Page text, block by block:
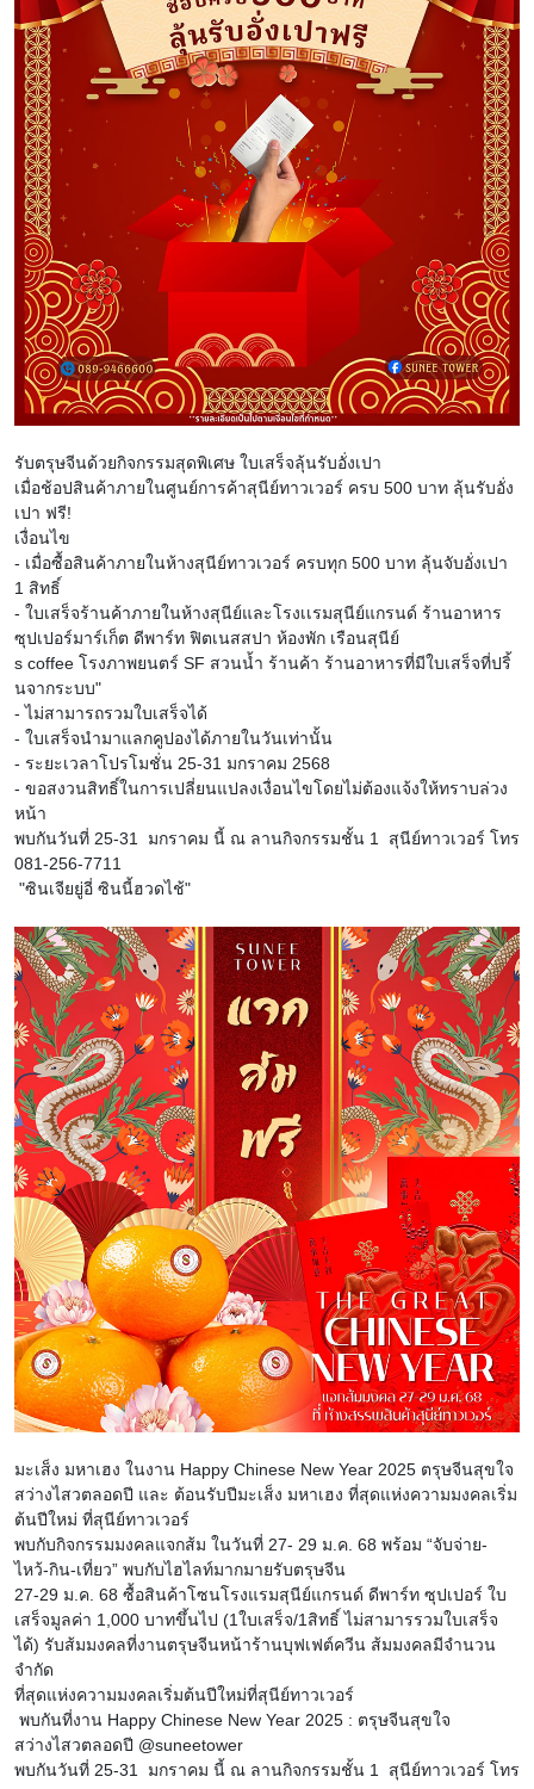
รับตรุษจีนด้วยกิจกรรมสุดพิเศษ ใบเสร็จลุ้นรับอั่งเปา
เมื่อช้อปสินค้าภายในศูนย์การค้าสุนีย์ทาวเวอร์ ครบ 500 บาท ลุ้นรับอั่ง
เปา ฟรี!
เงื่อนไข
- เมื่อซื้อสินค้าภายในห้างสุนีย์ทาวเวอร์ ครบทุก 500 บาท ลุ้นจับอั่งเปา
1 สิทธิ์
- ใบเสร็จร้านค้าภายในห้างสุนีย์และโรงเเรมสุนีย์แกรนด์ ร้านอาหาร
ซุปเปอร์มาร์เก็ต ดีพาร์ท ฟิตเนสสปา ห้องพัก เรือนสุนีย์
s coffee โรงภาพยนตร์ SF สวนน้ำ ร้านค้า ร้านอาหารที่มีใบเสร็จที่ปริ้
นจากระบบ"
- ไม่สามารถรวมใบเสร็จได้
- ใบเสร็จนำมาแลกคูปองได้ภายในวันเท่านั้น
- ระยะเวลาโปรโมชั่น 25-31 มกราคม 2568
- ขอสงวนสิทธิ์ในการเปลี่ยนแปลงเงื่อนไขโดยไม่ต้องแจ้งให้ทราบล่วง
หน้า
พบกันวันที่ 25-31 มกราคม นี้ ณ ลานกิจกรรมชั้น 1 สุนีย์ทาวเวอร์ โทร
081-256-7711
"ซินเจียยู่อี่ ซินนี้ฮวดไช้"
มะเส็ง มหาเฮง ในงาน Happy Chinese New Year 2025 ตรุษจีนสุขใจ
สว่างไสวตลอดปี และ ต้อนรับปีมะเส็ง มหาเฮง ที่สุดแห่งความมงคลเริ่ม
ต้นปีใหม่ ที่สุนีย์ทาวเวอร์
พบกับกิจกรรมมงคลแจกส้ม ในวันที่ 27- 29 ม.ค. 68 พร้อม “จับจ่าย-
ไหว้-กิน-เที่ยว” พบกับไฮไลท์มากมายรับตรุษจีน
27-29 ม.ค. 68 ซื้อสินค้าโซนโรงแรมสุนีย์แกรนด์ ดีพาร์ท ซุปเปอร์ ใบ
เสร็จมูลค่า 1,000 บาทขึ้นไป (1ใบเสร็จ/1สิทธิ์ ไม่สามารรวมใบเสร็จ
ได้) รับส้มมงคลที่งานตรุษจีนหน้าร้านบุฟเฟต์ควีน ส้มมงคลมีจำนวน
จำกัด
ที่สุดแห่งความมงคลเริ่มต้นปีใหม่ที่สุนีย์ทาวเวอร์
พบกันที่งาน Happy Chinese New Year 2025 : ตรุษจีนสุขใจ
สว่างไสวตลอดปี @suneetower
พบกันวันที่ 25-31 มกราคม นี้ ณ ลานกิจกรรมชั้น 1 สุนีย์ทาวเวอร์ โทร